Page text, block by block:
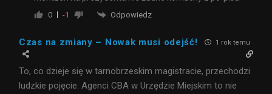
0 -1 Odpowiedz
Czas na zmiany – Nowak musi odejść! 1 rok temu
To, co dzieje się w tarnobrzeskim magistracie, przechodzi
ludzkie pojęcie. Agenci CBA w Urzędzie Miejskim to nie